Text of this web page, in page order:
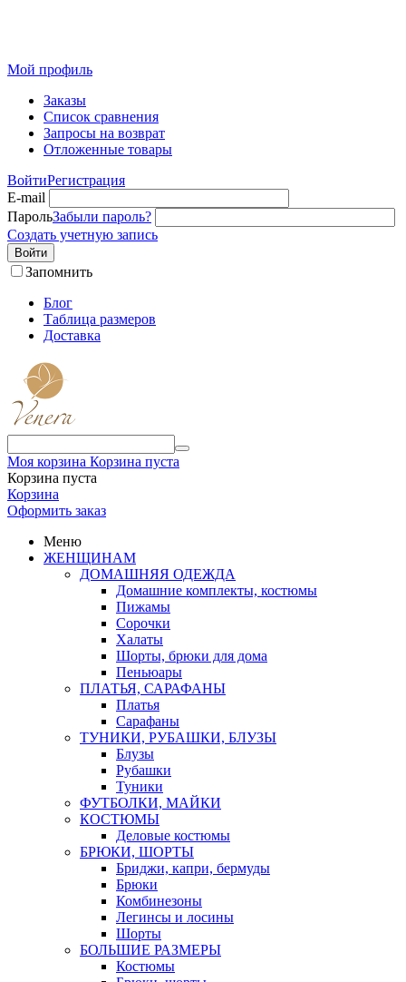
Мой профиль
Заказы
Список сравнения
Запросы на возврат
Отложенные товары
ВойтиРегистрация
E-mail
ПарольЗабыли пароль?
Создать учетную запись
Войти
Запомнить
Блог
Таблица размеров
Доставка
Моя корзина Корзина пуста
Корзина пуста
Корзина
Оформить заказ
Меню
ЖЕНЩИНАМ
ДОМАШНЯЯ ОДЕЖДА
Домашние комплекты, костюмы
Пижамы
Сорочки
Халаты
Шорты, брюки для дома
Пеньюары
ПЛАТЬЯ, САРАФАНЫ
Платья
Сарафаны
ТУНИКИ, РУБАШКИ, БЛУЗЫ
Блузы
Рубашки
Туники
ФУТБОЛКИ, МАЙКИ
КОСТЮМЫ
Деловые костюмы
БРЮКИ, ШОРТЫ
Бриджи, капри, бермуды
Брюки
Комбинезоны
Легинсы и лосины
Шорты
БОЛЬШИЕ РАЗМЕРЫ
Костюмы